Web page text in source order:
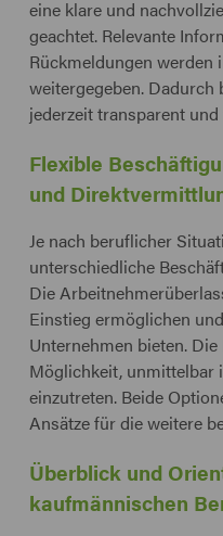
eine klare und
geachtet. Relevante
Rückmeldungen werden
weitergegeben. Dadurch
jederzeit transparent
Flexible
und
Je nach beruflicher
unterschiedliche
Die
Einstieg ermöglichen
Unternehmen bieten.
Möglichkeit, unmittelbar
einzutreten. Beide
Ansätze für die weitere
Überblick und
kaufmännischen